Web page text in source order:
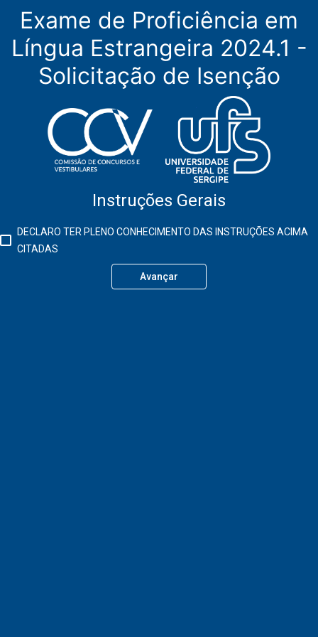
Exame de Proficiência em
Língua Estrangeira 2024.1 -
Solicitação de Isenção
Instruções Gerais
DECLARO TER PLENO CONHECIMENTO DAS INSTRUÇÕES ACIMA
CITADAS
Avançar